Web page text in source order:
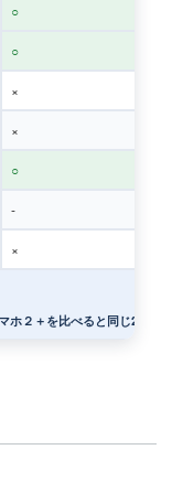
○
○
×
×
○
-
×
２＋を比べると同じ2022